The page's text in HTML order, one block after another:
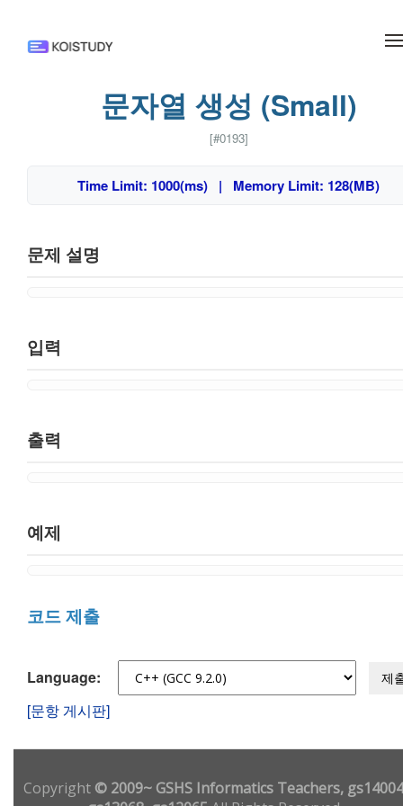
문자열 생성 (Small)
[#0193]
Time Limit: 1000(ms) | Memory Limit: 128(MB)
문제 설명
입력
출력
예제
코드 제출
Language: 제
[문항 게시판]
Copyright© 2009~ GSHS Informatics Teachers,